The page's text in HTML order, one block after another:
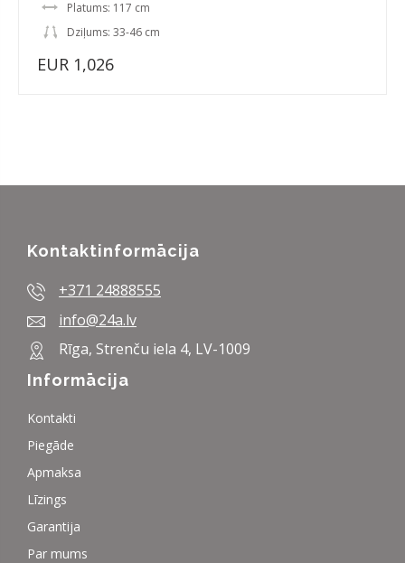
Platums: 117 cm
Dziļums: 33-46 cm
EUR 1,026
Kontaktinformācija
+371 24888555
info@24a.lv
Rīga, Strenču iela 4, LV-1009
Informācija
Kontakti
Piegāde
Apmaksa
Līzings
Garantija
Par mums